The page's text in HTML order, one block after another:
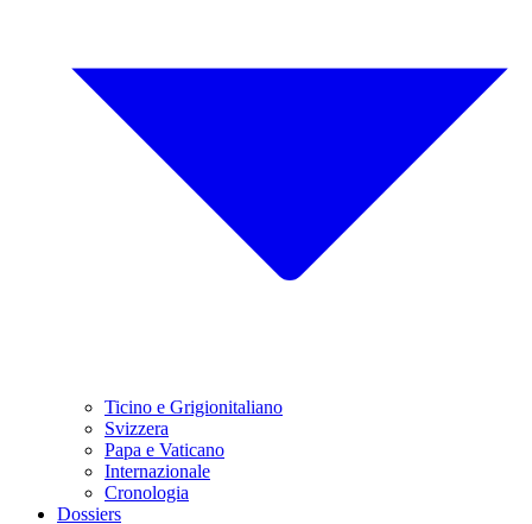
Ticino e Grigionitaliano
Svizzera
Papa e Vaticano
Internazionale
Cronologia
Dossiers